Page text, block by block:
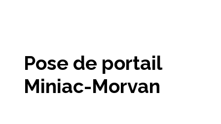
Pose de portail
Miniac-Morvan